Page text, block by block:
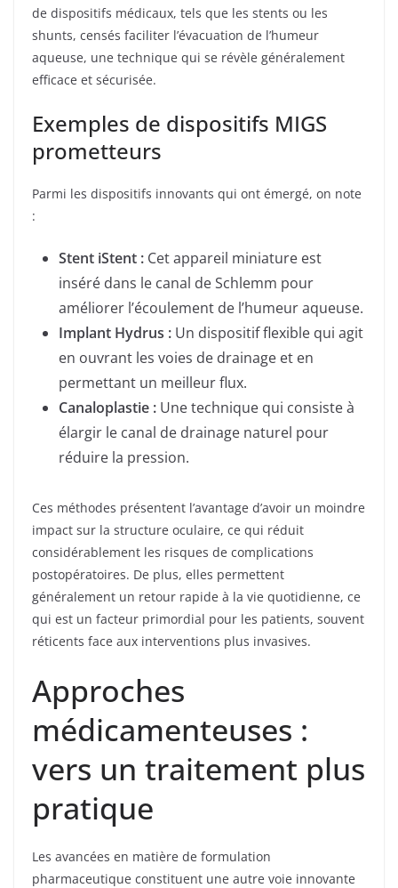
de dispositifs médicaux, tels que les stents ou les
shunts, censés faciliter l’évacuation de l’humeur
aqueuse, une technique qui se révèle généralement
efficace et sécurisée.
Exemples de dispositifs MIGS
prometteurs
Parmi les dispositifs innovants qui ont émergé, on note
:
Stent iStent : Cet appareil miniature est
inséré dans le canal de Schlemm pour
améliorer l’écoulement de l’humeur aqueuse.
Implant Hydrus : Un dispositif flexible qui agit
en ouvrant les voies de drainage et en
permettant un meilleur flux.
Canaloplastie : Une technique qui consiste à
élargir le canal de drainage naturel pour
réduire la pression.
Ces méthodes présentent l’avantage d’avoir un moindre
impact sur la structure oculaire, ce qui réduit
considérablement les risques de complications
postopératoires. De plus, elles permettent
généralement un retour rapide à la vie quotidienne, ce
qui est un facteur primordial pour les patients, souvent
réticents face aux interventions plus invasives.
Approches
médicamenteuses :
vers un traitement plus
pratique
Les avancées en matière de formulation
pharmaceutique constituent une autre voie innovante